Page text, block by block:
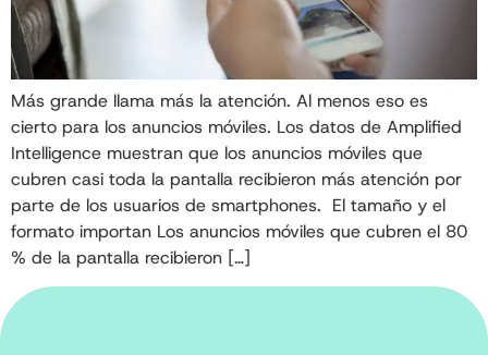
Más grande llama más la atención. Al menos eso es
cierto para los anuncios móviles. Los datos de Amplified
Intelligence muestran que los anuncios móviles que
cubren casi toda la pantalla recibieron más atención por
parte de los usuarios de smartphones. El tamaño y el
formato importan Los anuncios móviles que cubren el 80
% de la pantalla recibieron […]